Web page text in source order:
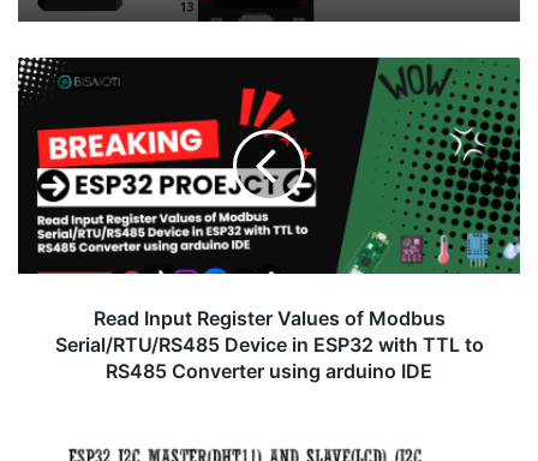
Read
Input
Values
Modbus
Serial/RTU/RS485
Device
in
Read Input Register Values of Modbus
Serial/RTU/RS485 Device in ESP32 with TTL to
RS485 Converter using arduino IDE